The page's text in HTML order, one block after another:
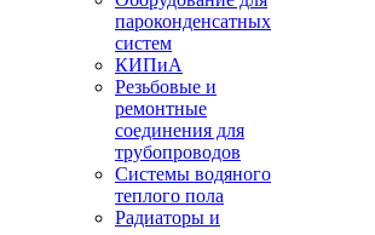
пароконденсатных
систем
КИПиА
Резьбовые и
ремонтные
соединения для
трубопроводов
Системы водяного
теплого пола
Радиаторы и